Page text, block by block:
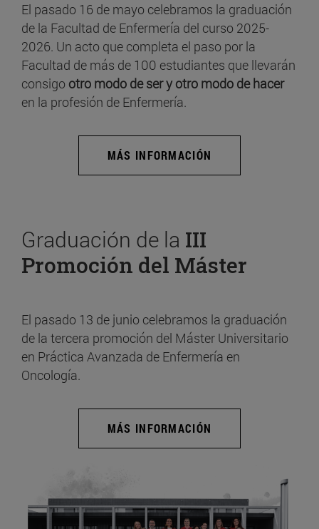
El pasado 16 de mayo celebramos la graduación
de la Facultad de Enfermería del curso 2025-
2026. Un acto que completa el paso por la
Facultad de más de 100 estudiantes que llevarán
consigo otro modo de ser y otro modo de hacer
en la profesión de Enfermería.
MÁS INFORMACIÓN
Graduación de la III
Promoción del Máster
El pasado 13 de junio celebramos la graduación
de la tercera promoción del Máster Universitario
en Práctica Avanzada de Enfermería en
Oncología.
MÁS INFORMACIÓN